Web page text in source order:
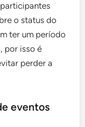
o status do
ter um período
por isso é
perder a
eventos